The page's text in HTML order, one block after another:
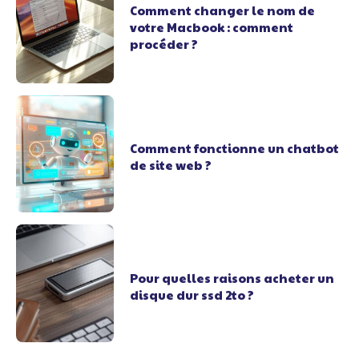
Comment changer le nom de
votre Macbook : comment
procéder ?
Comment fonctionne un chatbot
de site web ?
Pour quelles raisons acheter un
disque dur ssd 2to ?